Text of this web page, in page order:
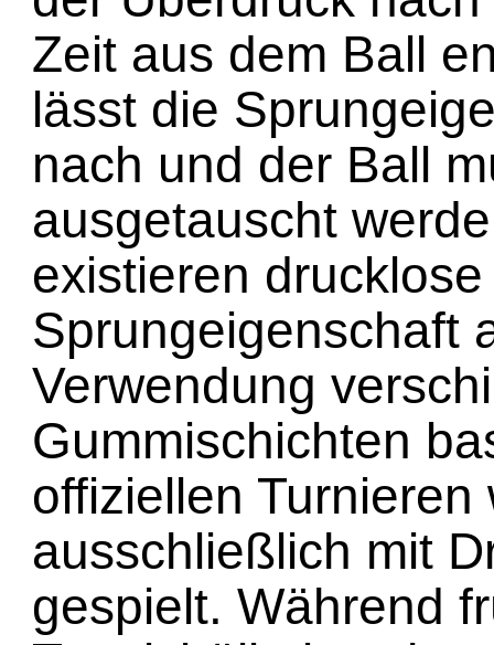
Zeit aus dem Ball
lässt die
nach und der Ball
ausgetauscht
existieren
Sprungeigenschaft
Verwendung
Gummischichten
offiziellen Turnieren
ausschließlich mit
gespielt. Während